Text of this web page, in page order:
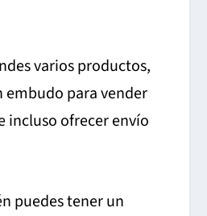
varios productos,
embudo para vender
incluso ofrecer envío
puedes tener un